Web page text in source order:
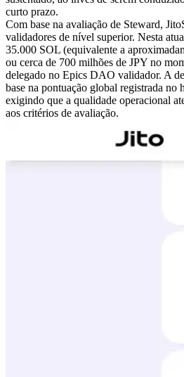
curto prazo.
Com base na avaliação de Steward,
validadores de nível superior. Nesta
35.000 SOL (equivalente a
ou cerca de 700 milhões de JPY no
delegado no Epics DAO validador. A
base na pontuação global registrada no
exigindo que a qualidade operacional
aos critérios de avaliação.